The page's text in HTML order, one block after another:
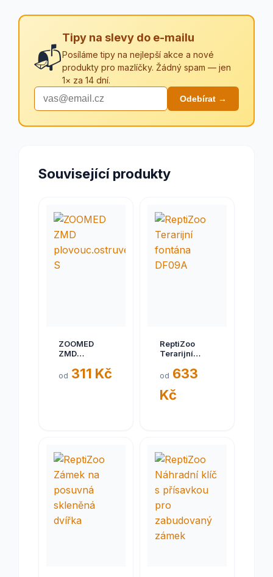
📬
Tipy na slevy do e-mailu
Posíláme tipy na nejlepší akce a nové
produkty pro mazlíčky. Žádný spam — jen
1× za 14 dní.
Odebírat →
Související produkty
ZOOMED
ZMD
S
od 311 Kč
ReptiZoo
Terarijní
DF09A
od 633
Kč